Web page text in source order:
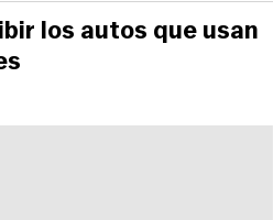
los autos que usan